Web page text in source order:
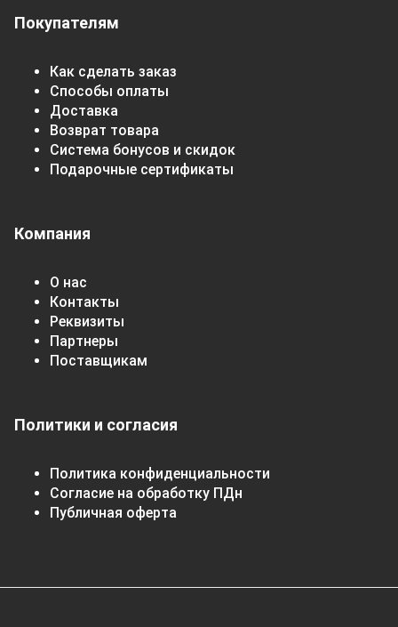
Покупателям
Как сделать заказ
Способы оплаты
Доставка
Возврат товара
Система бонусов и скидок
Подарочные сертификаты
Компания
О нас
Контакты
Реквизиты
Партнеры
Поставщикам
Политики и согласия
Политика конфиденциальности
Согласие на обработку ПДн
Публичная оферта